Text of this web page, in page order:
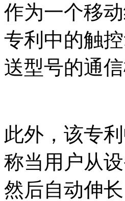
作为一个移
专利中的触
送型号的通信
此外，该专
称当用户从
然后自动伸